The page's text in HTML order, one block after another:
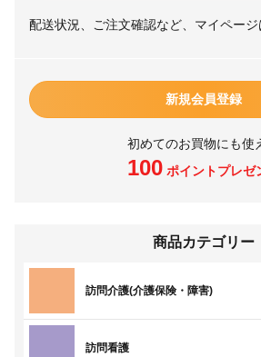
配送状況、ご注文確認など、マイページ
新規会員登録
初めてのお買物にも使
100ポイントプレゼ
商品カテゴリー
訪問介護(介護保険・障害)
訪問看護